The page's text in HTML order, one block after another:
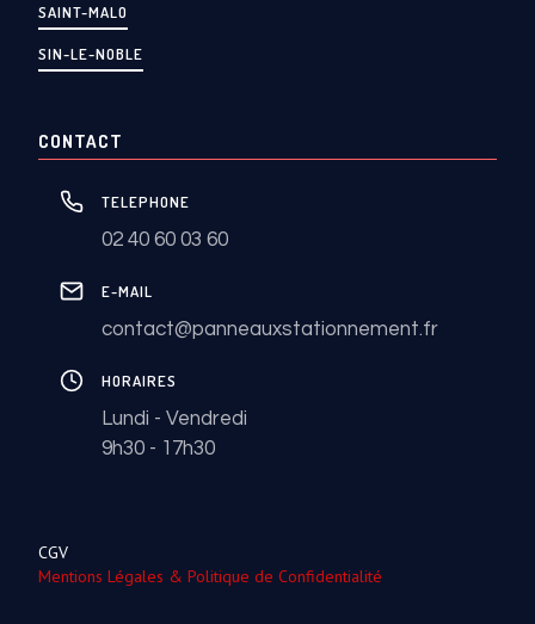
SAINT-MALO
SIN-LE-NOBLE
CONTACT
TELEPHONE
02 40 60 03 60
E-MAIL
contact@panneauxstationnement.fr
HORAIRES
Lundi - Vendredi
9h30 - 17h30
CGV
Mentions Légales & Politique de Confidentialité